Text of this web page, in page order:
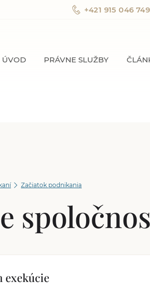
+421 915 046 749
ÚVOD PRÁVNE SLUŽBY
Začiatok podnikania
exekúcie